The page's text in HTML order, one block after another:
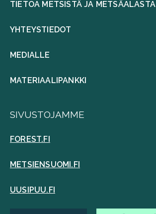
TIETOA METSISTÄ JA METSÄALASTA
YHTEYSTIEDOT
MEDIALLE
MATERIAALIPANKKI
SIVUSTOJAMME
FOREST.FI
METSIENSUOMI.FI
UUSIPUU.FI